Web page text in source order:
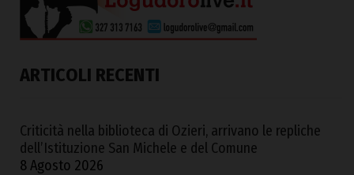
ARTICOLI RECENTI
Criticità nella biblioteca di Ozieri, arrivano le repliche
dell’Istituzione San Michele e del Comune
8 Agosto 2026